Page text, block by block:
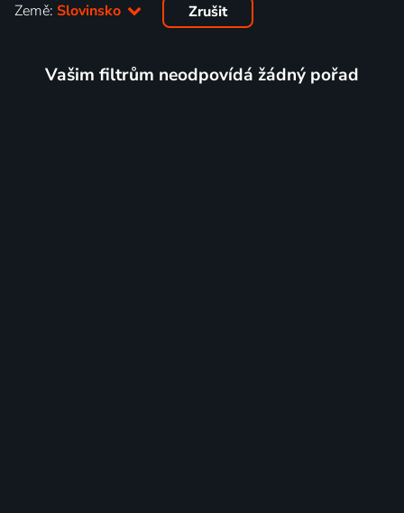
Země: Slovinsko Zrušit
Vašim filtrům neodpovídá žádný pořad